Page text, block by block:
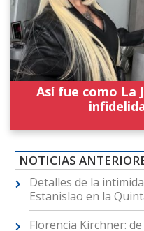
Así fue como La
NOTICIAS
Detalles de la
Estanislao en la
Florencia Kirchner: